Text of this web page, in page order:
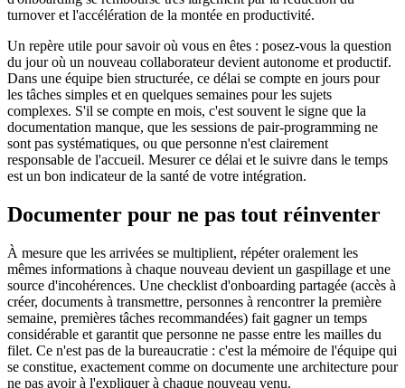
turnover et l'accélération de la montée en productivité.
Un repère utile pour savoir où vous en êtes : posez-vous la question
du jour où un nouveau collaborateur devient autonome et productif.
Dans une équipe bien structurée, ce délai se compte en jours pour
les tâches simples et en quelques semaines pour les sujets
complexes. S'il se compte en mois, c'est souvent le signe que la
documentation manque, que les sessions de pair-programming ne
sont pas systématiques, ou que personne n'est clairement
responsable de l'accueil. Mesurer ce délai et le suivre dans le temps
est un bon indicateur de la santé de votre intégration.
Documenter pour ne pas tout réinventer
À mesure que les arrivées se multiplient, répéter oralement les
mêmes informations à chaque nouveau devient un gaspillage et une
source d'incohérences. Une checklist d'onboarding partagée (accès à
créer, documents à transmettre, personnes à rencontrer la première
semaine, premières tâches recommandées) fait gagner un temps
considérable et garantit que personne ne passe entre les mailles du
filet. Ce n'est pas de la bureaucratie : c'est la mémoire de l'équipe qui
se constitue, exactement comme on documente une architecture pour
ne pas avoir à l'expliquer à chaque nouveau venu.